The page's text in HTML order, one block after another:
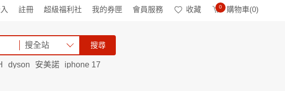
註冊 超級福利社 我的券匣 會員服務 收藏 0 購物車(0)
搜全站 搜尋
dyson 安美諾
iphone 17